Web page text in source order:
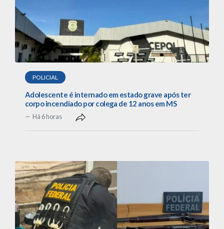
POLICIAL
Adolescente é internado em estado grave após ter
corpo incendiado por colega de 12 anos em MS
Há 6 horas